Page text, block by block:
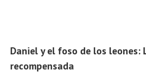
Daniel y el foso de los leones:
recompensada